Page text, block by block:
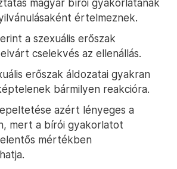
magyar bírói gyakorlatának
értelmeznek.
a szexuális erőszak
cselekvés az ellenállás.
erőszak áldozatai gyakran
bármilyen reakcióra.
azért lényeges a
mert a bírói gyakorlatot
mértékben